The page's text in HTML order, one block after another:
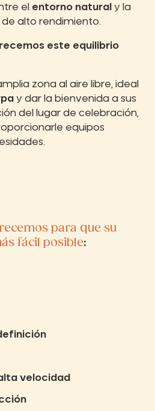
el entorno natural y la
de alto rendimiento.
este equilibrio
zona al aire libre, ideal
y dar la bienvenida a sus
del lugar de celebración,
equipos
para que su
fácil posible:
velocidad